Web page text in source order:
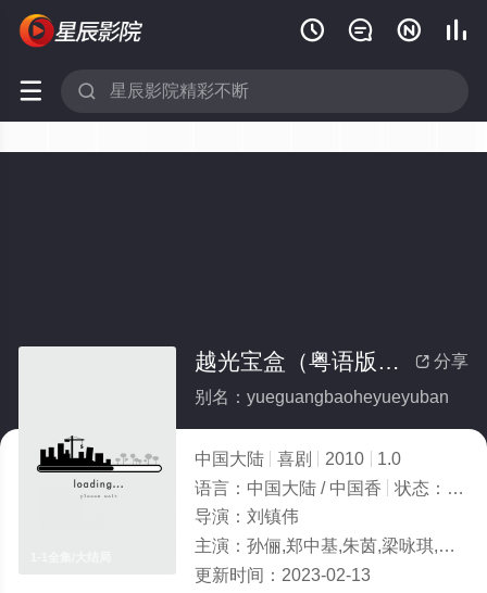
   
 
 分享
越光宝盒（粤语版）(全集)
别名：yueguangbaoheyueyuban
中国大陆 喜剧 2010
1.0
语言： 中国大陆 / 中国香 状态： 正片
导演： 刘镇伟
主演： 孙俪,郑中基,朱茵,梁咏琪,郭德纲
更新时间： 2023-02-13